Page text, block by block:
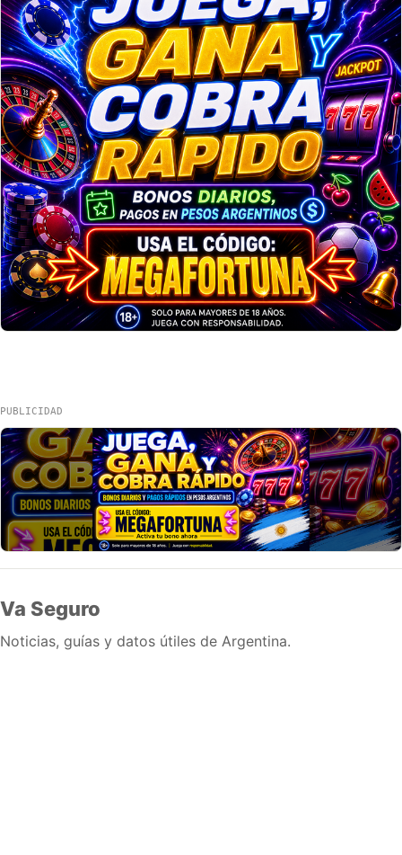
PUBLICIDAD
Va Seguro
Noticias, guías y datos útiles de Argentina.